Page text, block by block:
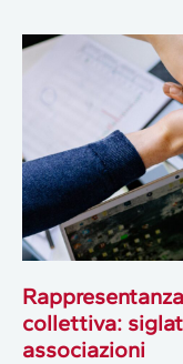
collettiva:
associazioni